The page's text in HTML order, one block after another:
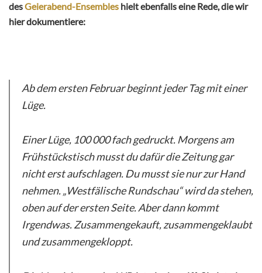
desGeierabend-Ensembles hielt ebenfalls eine Rede, die wir
hier dokumentiere:
Ab dem ersten Februar beginnt jeder Tag mit einer
Lüge.
Einer Lüge, 100 000 fach gedruckt. Morgens am
Frühstückstisch musst du dafür die Zeitung gar
nicht erst aufschlagen. Du musst sie nur zur Hand
nehmen. „Westfälische Rundschau“ wird da stehen,
oben auf der ersten Seite. Aber dann kommt
Irgendwas. Zusammengekauft, zusammengeklaubt
und zusammengekloppt.